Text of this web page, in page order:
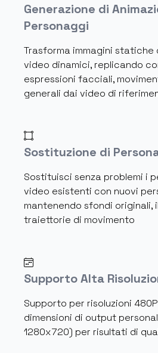
Generazione di
Personaggi
Trasforma immagini statiche
video dinamici, replicando
espressioni facciali,
generali dai video di
Sostituzione di
Sostituisci senza problemi i
video esistenti con nuovi
mantenendo sfondi originali,
traiettorie di movimento
Supporto Alta
Supporto per risoluzioni
dimensioni di output
1280x720) per risultati di